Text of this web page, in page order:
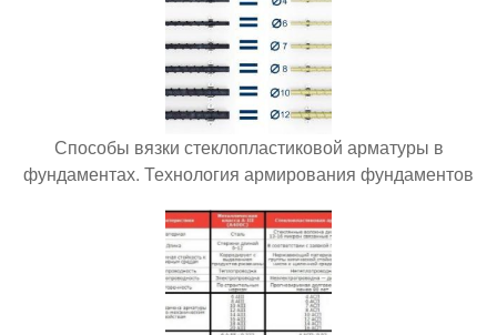
Способы вязки стеклопластиковой арматуры в
фундаментах. Технология армирования фундаментов